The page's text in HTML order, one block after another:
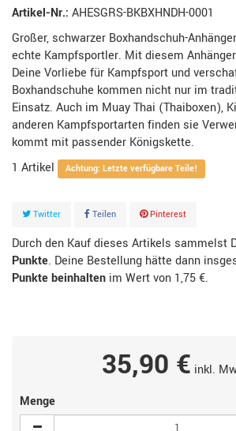
Artikel-Nr.: AHESGRS-BKBXHNDH-0001
Großer, schwarzer Boxhandschuh-
echte Kampfsportler. Mit diesem
Deine Vorliebe für Kampfsport und
Boxhandschuhe kommen nicht nur im
Einsatz. Auch im Muay Thai (Thaiboxen),
anderen Kampfsportarten finden sie
kommt mit passender Königskette.
1 Artikel Achtung: Letzte verfügbare Teile!
Twitter Teilen Pinterest
Durch den Kauf dieses Artikels sammelst
Punkte. Deine Bestellung hätte dann
Punkte beinhalten im Wert von 1,75 €.
35,90 € inkl.
Menge